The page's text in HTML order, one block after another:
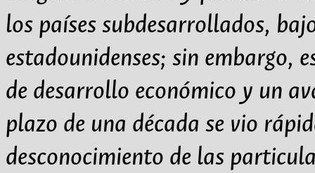
los países subdesarrollados,
estadounidenses; sin embargo,
de desarrollo económico y un
plazo de una década se vio
desconocimiento de las